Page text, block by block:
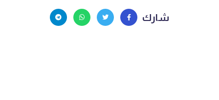
شارك